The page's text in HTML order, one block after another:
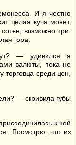
И я честно
целая куча монет.
возможно три.
гора.
— удивился я
валюты, пока не
торговца среди цен,
— скривила губы
к ней
Посмотрю, что из